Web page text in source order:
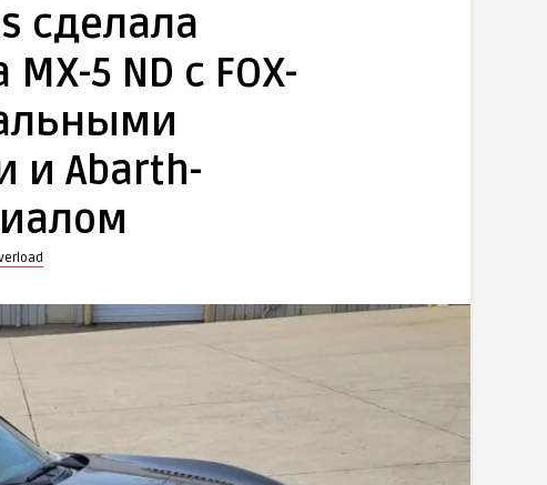
сделала
5 ND с FOX-
и Abarth-